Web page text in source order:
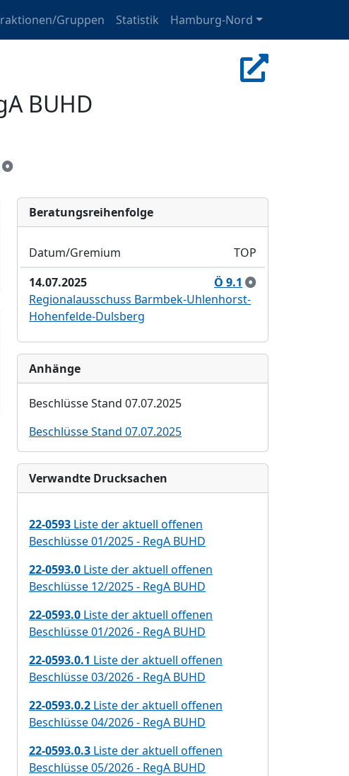
Gruppen Statistik Hamburg-Nord
BUHD
Bera­tungs­reihen­folge
Datum/Gremium
TOP
14.07.2025
Ö 9.1
Regionalausschuss Barmbek-Uhlenhorst-
Hohenfelde-Dulsberg
Anhänge
Beschlüsse Stand 07.07.2025
Beschlüsse Stand 07.07.2025
Verwandte Drucksachen
22-0593 Liste der aktuell offenen
Beschlüsse 01/2025 - RegA BUHD
22-0593.0 Liste der aktuell offenen
Beschlüsse 12/2025 - RegA BUHD
22-0593.0 Liste der aktuell offenen
Beschlüsse 01/2026 - RegA BUHD
22-0593.0.1 Liste der aktuell offenen
Beschlüsse 03/2026 - RegA BUHD
22-0593.0.2 Liste der aktuell offenen
Beschlüsse 04/2026 - RegA BUHD
22-0593.0.3 Liste der aktuell offenen
Beschlüsse 05/2026 - RegA BUHD